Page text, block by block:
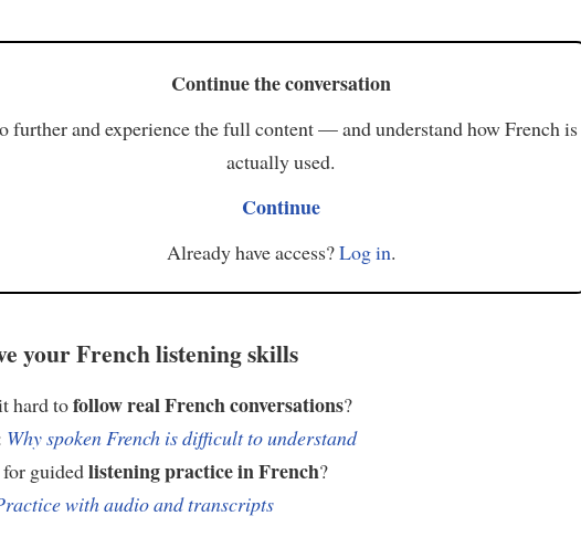
Continue the conversation
further and experience the full content — and understand how French is
actually used.
Continue
Already have access?Log in.
your French listening skills
hard tofollow real French conversations?
Why spoken French is difficult to understand
guidedlistening practice in French?
with audio and transcripts